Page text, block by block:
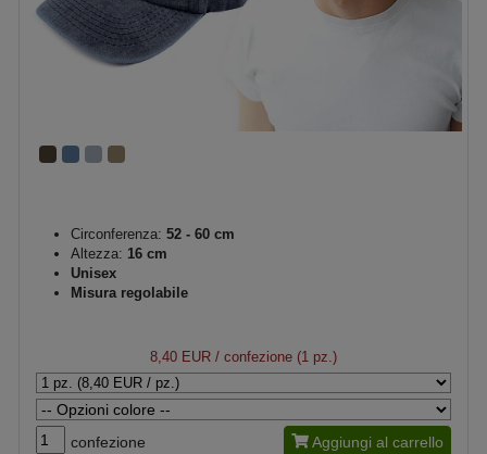
Circonferenza: 52 - 60 cm
Altezza: 16 cm
Unisex
Misura regolabile
8,40 EUR / confezione (1 pz.)
confezione Aggiungi al carrello